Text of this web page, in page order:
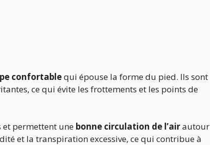
confortablequi épouse la forme du pied. Ils sont
ce qui évite les frottements et les points de
et permettent une bonne circulation de l’airautour
et la transpiration excessive, ce qui contribue à